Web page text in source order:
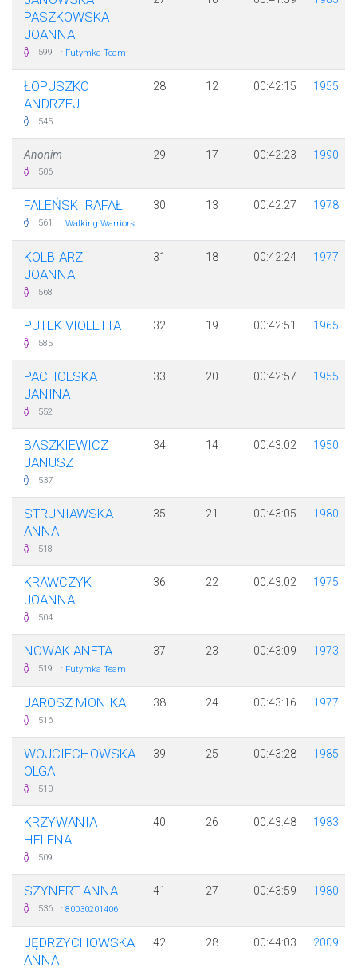
PASZKOWSKA
JOANNA
599 · Futymka Team
ŁOPUSZKO
ANDRZEJ
545
28 12 00:42:15 1955
Anonim
506
29 17 00:42:23 1990
FALEŃSKI RAFAŁ
561 · Walking Warriors
30 13 00:42:27 1978
KOLBIARZ
JOANNA
568
31 18 00:42:24 1977
PUTEK VIOLETTA
585
32 19 00:42:51 1965
PACHOLSKA
JANINA
552
33 20 00:42:57 1955
BASZKIEWICZ
JANUSZ
537
34 14 00:43:02 1950
STRUNIAWSKA
ANNA
518
35 21 00:43:05 1980
KRAWCZYK
JOANNA
504
36 22 00:43:02 1975
NOWAK ANETA
519 · Futymka Team
37 23 00:43:09 1973
JAROSZ MONIKA
516
38 24 00:43:16 1977
WOJCIECHOWSKA
OLGA
510
39 25 00:43:28 1985
KRZYWANIA
HELENA
509
40 26 00:43:48 1983
SZYNERT ANNA
536 · 80030201406
41 27 00:43:59 1980
JĘDRZYCHOWSKA
ANNA
42 28 00:44:03 2009